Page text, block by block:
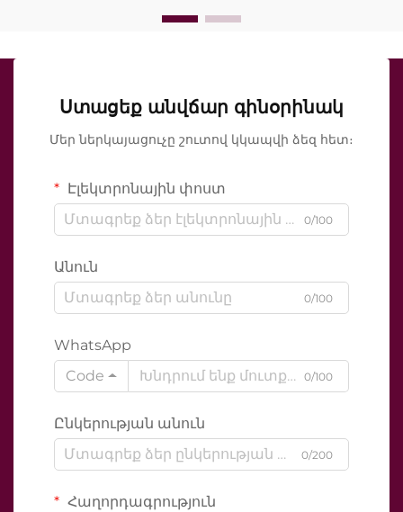
Ստացեք անվճար գինօրինակ
Մեր ներկայացուչը շուտով կկապվի ձեզ հետ։
Էլեկտրոնային փոստ
0/100
Անուն
0/100
WhatsApp
Code
0/100
Ընկերության անուն
0/200
Հաղորդագրություն